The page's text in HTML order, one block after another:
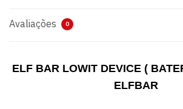
Avaliações 0
ELF BAR LOWIT DEVICE (
ELFBAR